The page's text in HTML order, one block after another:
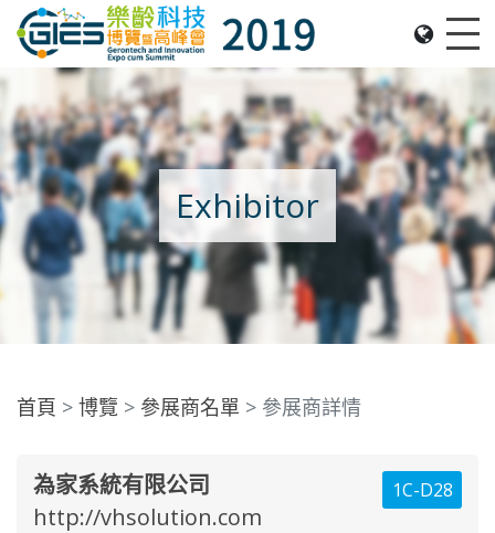
Date: Expo: 21-24 Nov 2019, Summit: 20 Nov 2019,
Exhibitor
首頁 博覽 參展商名單 參展商詳情
1C-D28
為家系統有限公司
http://vhsolution.com